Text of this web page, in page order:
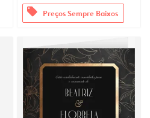
offers Preços Sempre Baixos